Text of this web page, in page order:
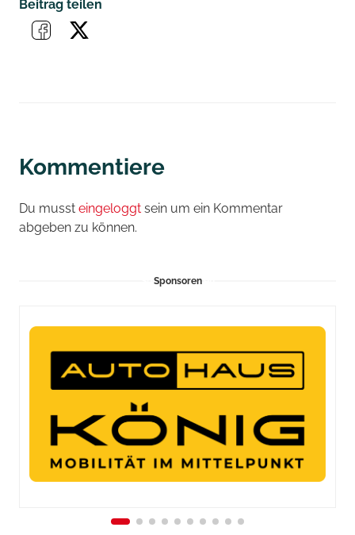
Beitrag teilen
Kommentiere
Du musst eingeloggt sein um ein Kommentar
abgeben zu können.
Sponsoren